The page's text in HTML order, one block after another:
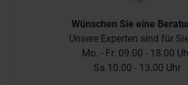
Wünschen Sie eine
Unsere Experten sind für
Mo. - Fr. 09.00 - 18.00
Sa 10.00 - 13.00 Uhr